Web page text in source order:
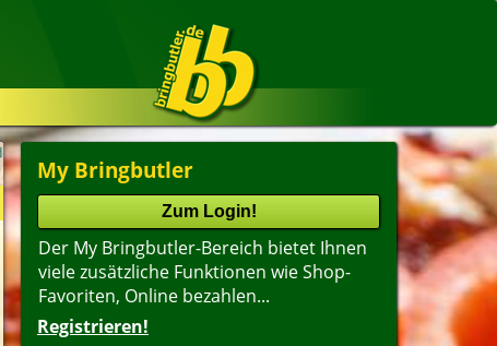
My Bringbutler
Der My Bringbutler-Bereich bietet Ihnen
viele zusätzliche Funktionen wie Shop-
Favoriten, Online bezahlen...
Registrieren!